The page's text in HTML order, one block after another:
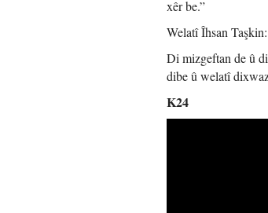
xêr be.”
Welatî Îhsan
Di mizgeftan de û
dibe û welatî
K24